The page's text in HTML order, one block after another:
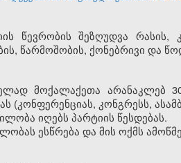
წევრობის შეზღუდვა
წარმოშობის, ქონებრივი და
მოქალაქეთა არანაკლებ
(კონფერენციას, კონგრესს,
იღებს პარტიის წესდებას.
ესწრება და მის ოქმს